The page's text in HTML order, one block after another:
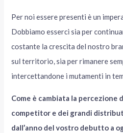
Per noi essere presenti è un
Dobbiamo esserci sia per
costante la crescita del nostro
sul territorio, sia per rimanere
intercettandone i mutamenti in
Come è cambiata la percezione
competitor e dei grandi
dall’anno del vostro debutto a